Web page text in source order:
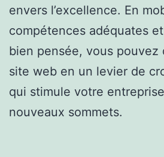
envers l’excellence. En
compétences adéquates
bien pensée, vous pouvez
site web en un levier de
qui stimule votre
nouveaux sommets.